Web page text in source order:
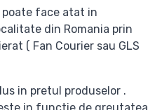
poate face atat in
din Romania prin
( Fan Courier sau GLS
in pretul produselor .